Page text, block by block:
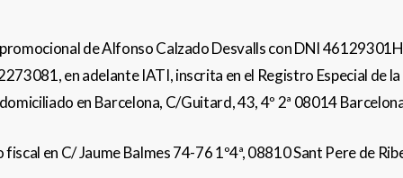
de Alfonso Calzado Desvalls con DNI
en adelante IATI, inscrita en el Registro Especial de
en Barcelona, C/Guitard, 43, 4º 2ª 08014
en C/ Jaume Balmes 74-76 1º4ª, 08810 Sant Pere de